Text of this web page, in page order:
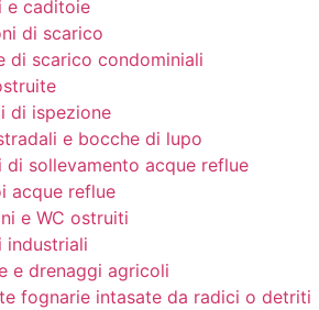
e caditoie
di scarico
di scarico condominiali
di ispezione
e bocche di lupo
di sollevamento acque reflue
acque reflue
e WC ostruiti
industriali
e drenaggi agricoli
fognarie intasate da radici o detriti